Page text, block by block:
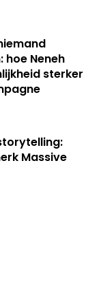
Neneh
sterker
Massive